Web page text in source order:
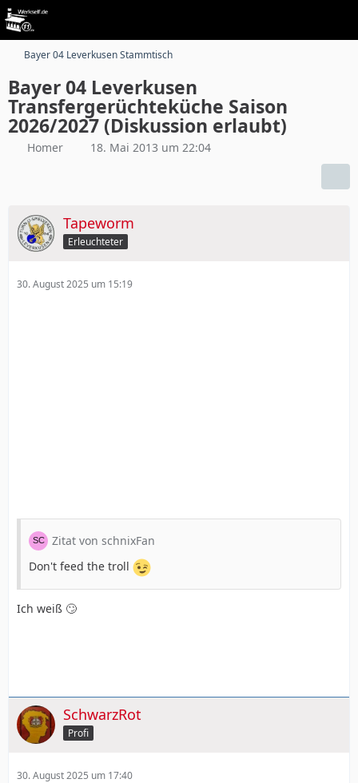
Bayer 04 Leverkusen Stammtisch
Bayer 04 Leverkusen
Transfergerüchteküche Saison
2026/2027 (Diskussion erlaubt)
Homer 18. Mai 2013 um 22:04
Tapeworm
Erleuchteter
30. August 2025 um 15:19
Zitat von schnixFan
Don't feed the troll
Ich weiß 🙄
SchwarzRot
Profi
30. August 2025 um 17:40